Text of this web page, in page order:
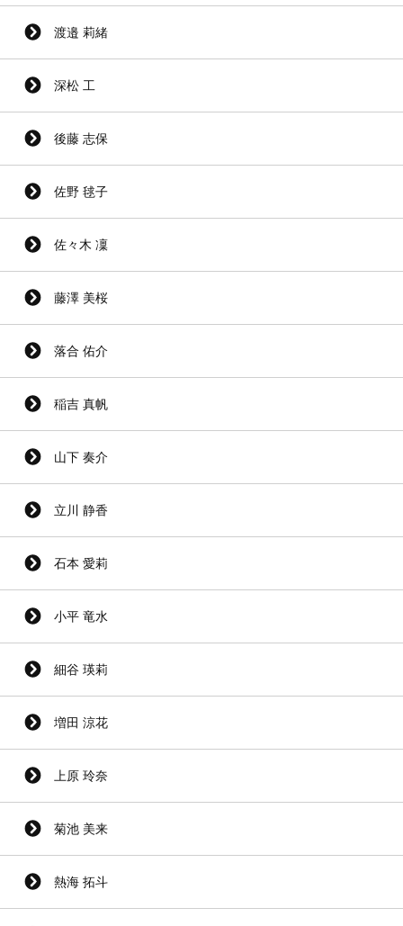
渡邉 莉緒
深松 工
後藤 志保
佐野 毬子
佐々木 凜
藤澤 美桜
落合 佑介
稲吉 真帆
山下 奏介
立川 静香
石本 愛莉
小平 竜水
細谷 瑛莉
増田 涼花
上原 玲奈
菊池 美来
熱海 拓斗